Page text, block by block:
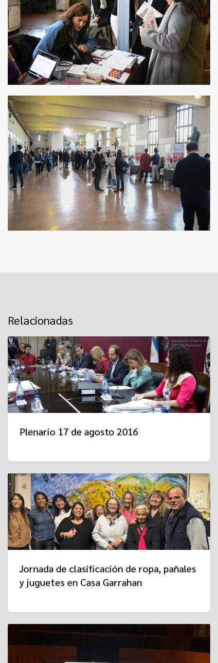
Relacionadas
Plenario 17 de agosto 2016
Jornada de clasificación de ropa, pañales
y juguetes en Casa Garrahan